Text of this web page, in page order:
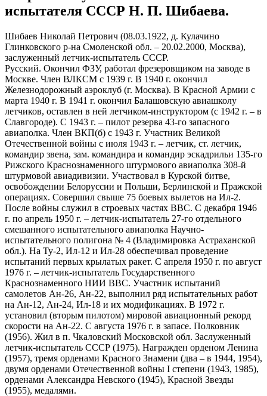
испытателя СССР Н. П. Шибаева.
Шибаев Николай Петрович (08.03.1922, д. Кулачино
Глинковского р-на Смоленской обл. – 20.02.2000, Москва),
заслуженный летчик-испытатель СССР.
Русский. Окончил ФЗУ, работал фрезеровщиком на заводе в
Москве. Член ВЛКСМ с 1939 г. В 1940 г. окончил
Железнодорожный аэроклуб (г. Москва). В Красной Армии с
марта 1940 г. В 1941 г. окончил Балашовскую авиашколу
летчиков, оставлен в ней летчиком-инструктором (с 1942 г. – в
Славгороде). С 1943 г. – пилот резерва 43-го запасного
авиаполка. Член ВКП(б) с 1943 г. Участник Великой
Отечественной войны с июля 1943 г. – летчик, ст. летчик,
командир звена, зам. командира и командир эскадрильи 135-го
Рижского Краснознаменного штурмового авиаполка 308-й
штурмовой авиадивизии. Участвовал в Курской битве,
освобождении Белоруссии и Польши, Берлинской и Пражской
операциях. Совершил свыше 75 боевых вылетов на Ил-2.
После войны служил в строевых частях ВВС. С декабря 1946
г. по апрель 1950 г. – летчик-испытатель 27-го отдельного
смешанного испытательного авиаполка Научно-
испытательного полигона № 4 (Владимировка Астраханской
обл.). На Ту-2, Ил-12 и Ил-28 обеспечивал проведение
испытаний первых крылатых ракет. С апреля 1950 г. по август
1976 г. – летчик-испытатель Государственного
Краснознаменного НИИ ВВС. Участник испытаний
самолетов Ан-26, Ан-22, выполнил ряд испытательных работ
на Ан-12, Ан-24, Ил-18 и их модификациях. В 1972 г.
установил (вторым пилотом) мировой авиационный рекорд
скорости на Ан-22. С августа 1976 г. в запасе. Полковник
(1956). Жил в п. Чкаловский Московской обл. Заслуженный
летчик-испытатель СССР (1975). Награжден орденом Ленина
(1957), тремя орденами Красного Знамени (два – в 1944, 1954),
двумя орденами Отечественной войны I степени (1943, 1985),
орденами Александра Невского (1945), Красной Звезды
(1955), медалями.